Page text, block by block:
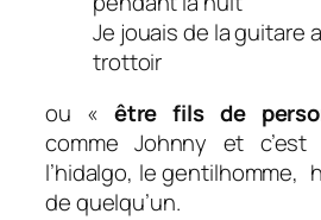
Je jouais de la guitare
trottoir
ou « être fils de
comme Johnny et
l’hidalgo, le gentilhomme,
de quelqu’un.